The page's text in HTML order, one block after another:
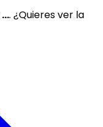
.... ¿Quieres ver la